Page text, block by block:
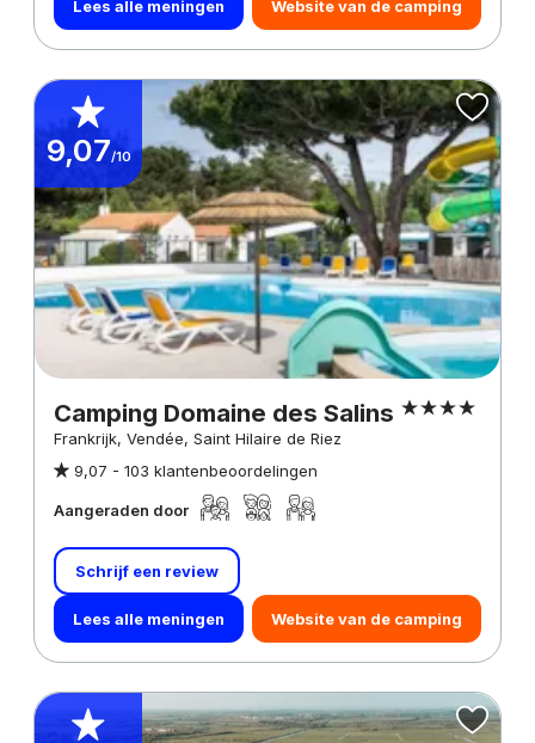
Lees alle meningen Website van de camping
9,07/10
Camping Domaine des Salins
Frankrijk, Vendée, Saint Hilaire de Riez
9,07 - 103 klantenbeoordelingen
Aangeraden door
Schrijf een review
Lees alle meningen Website van de camping